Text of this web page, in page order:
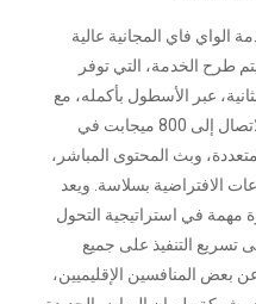
فاي المجانية عالية
في 1 نوفمبر. ويتم طرح الخدمة، التي توفر
في الثانية، عبر الأسطول بأكمله، مع
توقع أن تعزز التحديثات المستقبلية الاتصال إلى 800 ميجابت في
وبث المحتوى المباشر،
الافتراضية بسلاسة. ويعد
مهمة في استراتيجية التحول
تسريع التنفيذ على جميع
بعض المنافسين الإقليميين،